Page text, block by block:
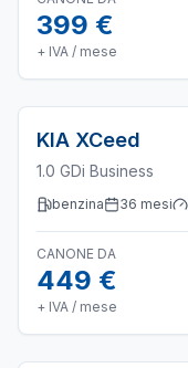
399 €
+ IVA / mese
KIA XCeed
1.0 GDi Business
benzina 36 mesi
CANONE DA
449 €
+ IVA / mese